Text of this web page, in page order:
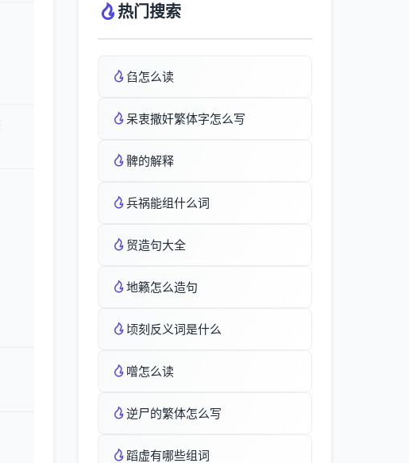
热门搜索
臽怎么读
呆衷撒奸繁体字怎么写
髀的解释
兵祸能组什么词
贸造句大全
地籁怎么造句
顷刻反义词是什么
噌怎么读
逆尸的繁体怎么写
蹈虚有哪些组词